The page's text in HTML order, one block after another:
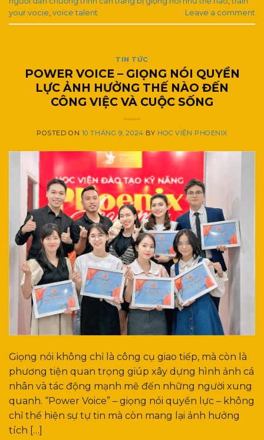
your vocie, voice talent Leave a comment
TIN TỨC
POWER VOICE – GIỌNG NÓI QUYỀN
LỰC ẢNH HƯỞNG THẾ NÀO ĐẾN
CÔNG VIỆC VÀ CUỘC SỐNG
POSTED ON 10 THÁNG 9, 2024 BY HỌC VIỆN PHOENIX
Giọng nói không chỉ là công cụ giao tiếp, mà còn là
phương tiện quan trọng giúp xây dựng hình ảnh cá
nhân và tác động mạnh mẽ đến những người xung
quanh. “Power Voice” – giọng nói quyền lực – không
chỉ thể hiện sự tự tin mà còn mang lại ảnh hưởng
tích […]